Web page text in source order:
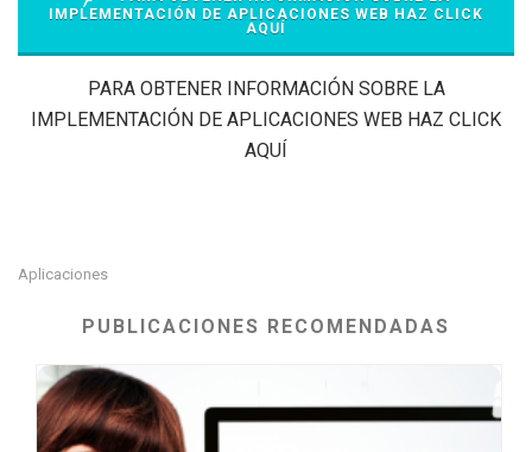
IMPLEMENTACIÓN DE APLICACIONES WEB HAZ CLICK
AQUÍ
PARA OBTENER INFORMACIÓN SOBRE LA
IMPLEMENTACIÓN DE APLICACIONES WEB HAZ CLICK
AQUÍ
Aplicaciones
PUBLICACIONES RECOMENDADAS